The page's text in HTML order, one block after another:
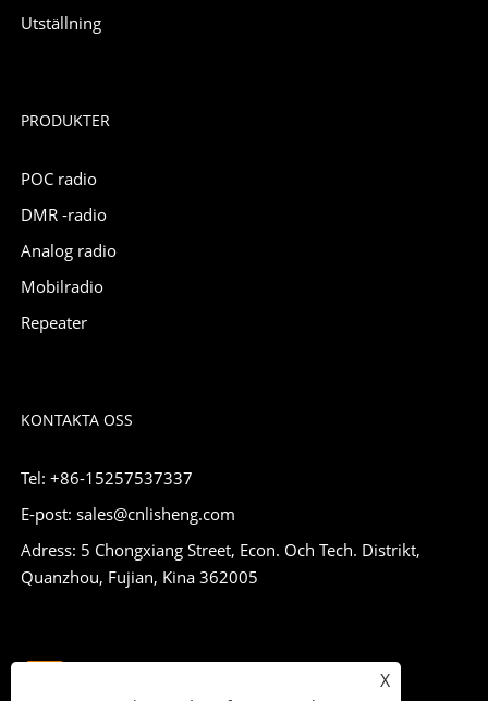
Utställning
PRODUKTER
POC radio
DMR -radio
Analog radio
Mobilradio
Repeater
KONTAKTA OSS
Tel: +86-15257537337
E-post: sales@cnlisheng.com
Adress: 5 Chongxiang Street, Econ. Och Tech. Distrikt,
Quanzhou, Fujian, Kina 362005
X